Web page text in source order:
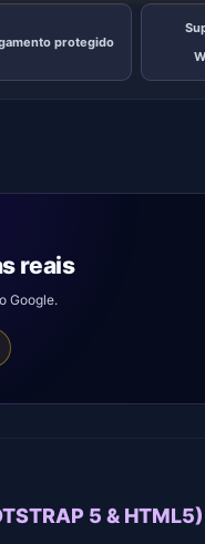
protegido
reais
Google.
5 & HTML5)